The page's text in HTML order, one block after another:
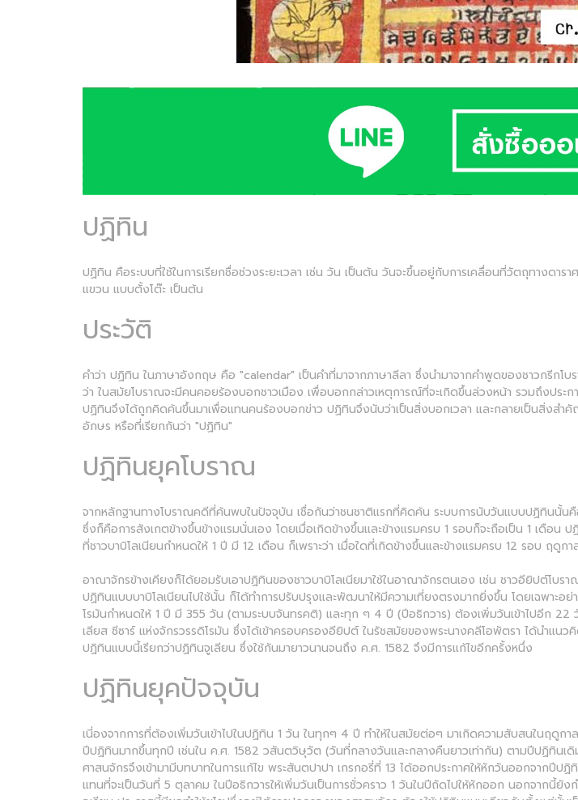
ปฏิทิน
ปฏิทิน คือระบบที่ใช้ในการเรียกชื่อช่วงระยะเวลา เช่น วัน เป็นต้น วันจะขึ้นอยู่กับการเคลื่อนที่วัตถุทางดา
แขวน แบบตั้งโต๊ะ เป็นต้น
ประวัติ
คำว่า ปฏิทิน ในภาษาอังกฤษ คือ "calendar" เป็นคำที่มาจากภาษาลีลา ซึ่งนำมาจากคำพูดของชาวกรีกโ
ว่า ในสมัยโบราณจะมีคนคอยร้องบอกชาวเมือง เพื่อบอกกล่าวเหตุการณ์ที่จะเกิดขึ้นล่วงหน้า รวมถึงปร
ปฏิทินจึงได้ถูกคิดค้นขึ้นมาเพื่อแทนคนร้องบอกข่าว ปฏิทินจึงนับว่าเป็นสิ่งบอกเวลา และกลายเป็นสิ่งส
อักษร หรือที่เรียกกันว่า "ปฏิทิน"
ปฏิทินยุคโบราณ
จากหลักฐานทางโบราณคดีที่ค้นพบในปัจจุบัน เชื่อกันว่าชนชาติแรกที่คิดค้น ระบบการนับวันแบบปฏิทินนั้น
ซึ่งก็คือการสังเกตข้างขึ้นข้างแรมนั่นเอง โดยเมื่อเกิดข้างขึ้นและข้างแรมครบ 1 รอบก็จะถือเป็น 1 เดือ
ที่ชาวบาบิโลเนียนกำหนดให้ 1 ปี มี 12 เดือน ก็เพราะว่า เมื่อใดที่เกิดข้างขึ้นและข้างแรมครบ 12 รอบ ฤดูก
อาณาจักรข้างเคียงก็ได้ยอมรับเอาปฏิทินของชาวบาบิโลเนียมาใช้ในอาณาจักรตนเอง เช่น ชาวอียิปต์โบ
ปฏิทินแบบบาบิโลเนียนไปใช้นั้น ก็ได้ทำการปรับปรุงและพัฒนาให้มีความเที่ยงตรงมากยิ่งขึ้น โดยเฉพา
โรมันกำหนดให้ 1 ปี มี 355 วัน (ตามระบบจันทรคติ) และทุก ๆ 4 ปี (ปีอธิกวาร) ต้องเพิ่มวันเข้าไปอีก
เลียส ซีซาร์ แห่งจักรวรรดิโรมัน ซึ่งได้เข้าครอบครองอียิปต์ ในรัชสมัยของพระนางคลีโอพัตรา ได้นำแ
ปฏิทินแบบนี้เรียกว่าปฏิทินจูเลียน ซึ่งใช้กันมายาวนานจนถึง ค.ศ. 1582 จึงมีการแก้ไขอีกครั้งหนึ่ง
ปฏิทินยุคปัจจุบัน
เนี่องจากการที่ต้องเพิ่มวันเข้าไปในปฏิทิน 1 วัน ในทุกๆ 4 ปี ทำให้ในสมัยต่อๆ มาเกิดความสับสนในฤดู
ปีปฏิทินมากขึ้นทุกปี เช่นใน ค.ศ. 1582 วสันตวิษุวัต (วันที่กลางวันและกลางคืนยาวเท่ากัน) ตามปีปฏิทิน
ศาสนจักรจึงเข้ามามีบทบาทในการแก้ไข พระสันตปาปา เกรกอรี่ที่ 13 ได้ออกประกาศให้หักวันออกจาก
แทนที่จะเป็นวันที่ 5 ตุลาคม ในปีอธิกวารให้เพิ่มวันเป็นการชั่วคราว 1 วันในปีถัดไปให้หักออก นอกจากนี้ยั